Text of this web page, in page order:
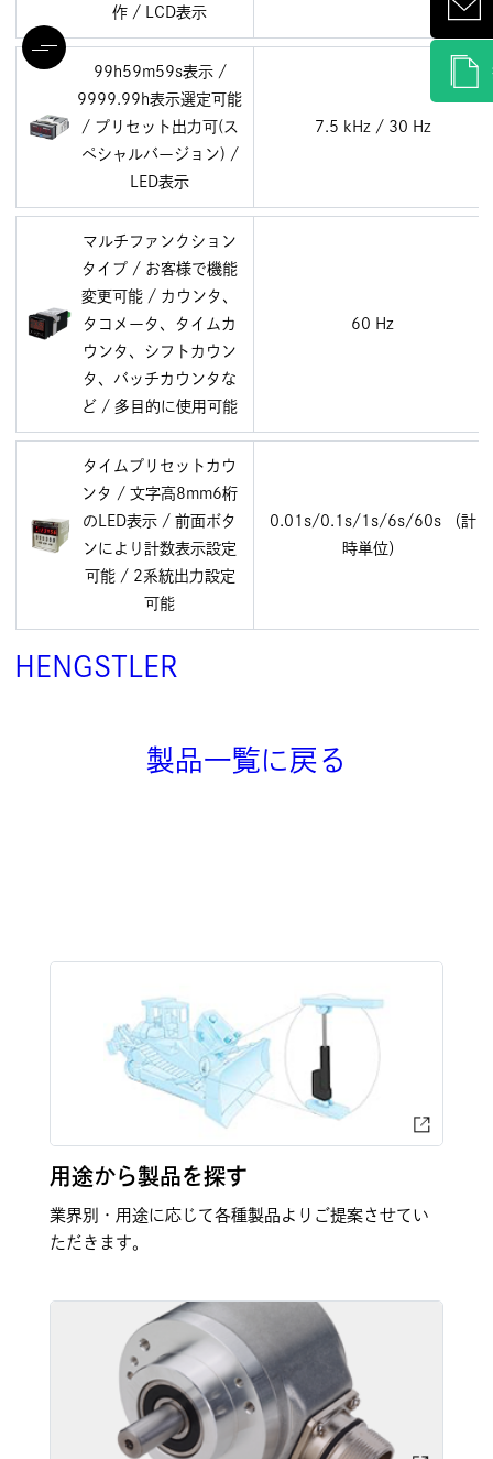
作 / LCD表示
99h59m59s表示 /
9999.99h表示選定可能
/ プリセット出力可(ス
ペシャルバージョン) /
LED表示
7.5 kHz / 30 Hz
マルチファンクション
タイプ / お客様で機能
変更可能 / カウンタ、
タコメータ、タイムカ
ウンタ、シフトカウン
タ、バッチカウンタな
ど / 多目的に使用可能
60 Hz
タイムプリセットカウ
ンタ / 文字高8mm6桁
のLED表示 / 前面ボタ
ンにより計数表示設定
可能 / 2系統出力設定
可能
0.01s/0.1s/1s/6s/60s （計
時単位）
HENGSTLER
製品一覧に戻る
用途から製品を探す
業界別・用途に応じて各種製品よりご提案させてい
ただきます。